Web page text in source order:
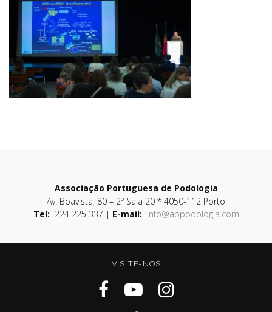
Associação Portuguesa de Podologia
Av. Boavista, 80 – 2º Sala 20 * 4050-112 Porto
Tel: 224 225 337 | E-mail: info@appodologia.com
VISITE-NOS